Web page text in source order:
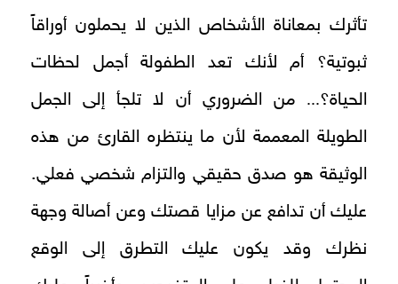
تأثرك بمعاناة الأشخاص الذين لا يحملون أوراقاً
ثبوتية؟ أم لأنك تعد الطفولة أجمل لحظات
الحياة؟... من الضروري أن لا تلجأ إلى الجمل
الطويلة المعممة لأن ما ينتظره القارئ من هذه
الوثيقة هو صدق حقيقي والتزام شخصي فعلي.
عليك أن تدافع عن مزايا قصتك وعن أصالة وجهة
نظرك وقد يكون عليك التطرق إلى الوقع